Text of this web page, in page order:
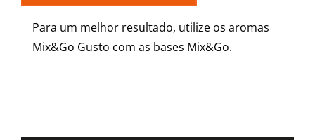
Para um melhor resultado, utilize os aromas
Mix&Go Gusto com as bases Mix&Go.